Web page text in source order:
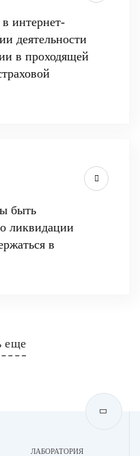
интернет-
деятельности
в проходящей
быть
ликвидации
в
еще
ЛАБОРАТОРИЯ